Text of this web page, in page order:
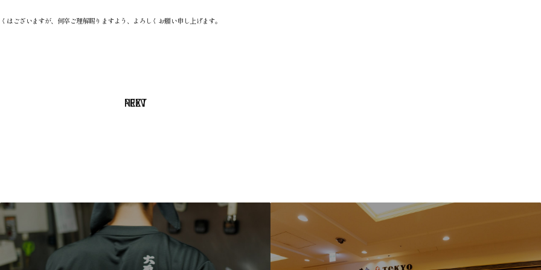
はございますが、何卒ご理解賜りますよう、よろしくお願い申し上げます。
PREV
NEXT